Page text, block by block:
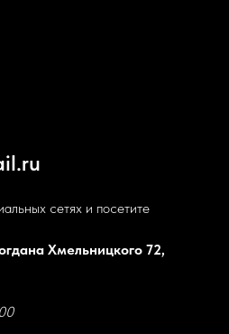
сетях и посетите
Хмельницкого 72,